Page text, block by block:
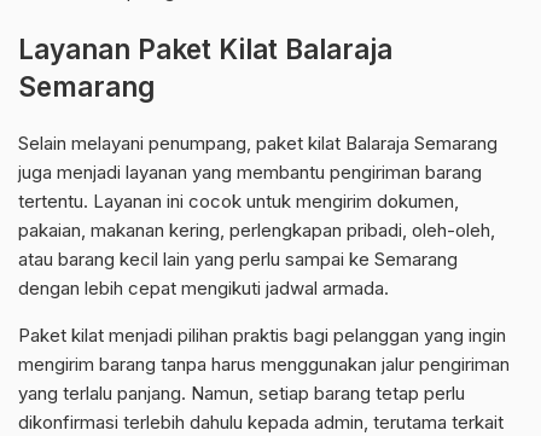
Layanan Paket Kilat Balaraja
Semarang
Selain melayani penumpang, paket kilat Balaraja Semarang
juga menjadi layanan yang membantu pengiriman barang
tertentu. Layanan ini cocok untuk mengirim dokumen,
pakaian, makanan kering, perlengkapan pribadi, oleh-oleh,
atau barang kecil lain yang perlu sampai ke Semarang
dengan lebih cepat mengikuti jadwal armada.
Paket kilat menjadi pilihan praktis bagi pelanggan yang ingin
mengirim barang tanpa harus menggunakan jalur pengiriman
yang terlalu panjang. Namun, setiap barang tetap perlu
dikonfirmasi terlebih dahulu kepada admin, terutama terkait